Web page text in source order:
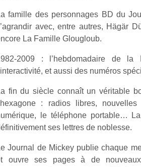
famille des personnages BD du
avec, entre autres, Hägär
La Famille Glougloub.
2009 : l’hebdomadaire de
et aussi des numéros
fin du siècle connaît un véritable
: radios libres,
le téléphone portable…
ses lettres de noblesse.
Journal de Mickey publie chaque
ouvre ses pages à de